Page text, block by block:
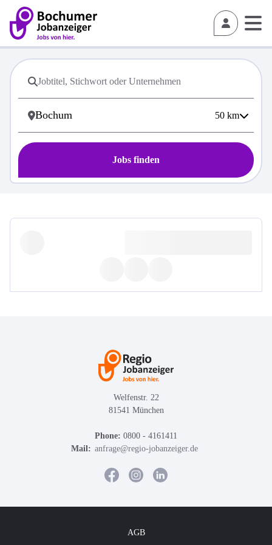
50 km
Jobs finden
Welfenstr. 22
81541 München
Phone: 0800 - 4161411
Mail: anfrage@regio-jobanzeiger.de
AGB